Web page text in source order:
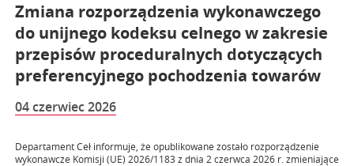
Zmiana rozporządzenia wykonawczego
do unijnego kodeksu celnego w zakresie
przepisów proceduralnych dotyczących
preferencyjnego pochodzenia towarów
04 czerwiec 2026
Departament Ceł informuje, że opublikowane zostało rozporządzenie
wykonawcze Komisji (UE) 2026/1183 z dnia 2 czerwca 2026 r. zmieniające